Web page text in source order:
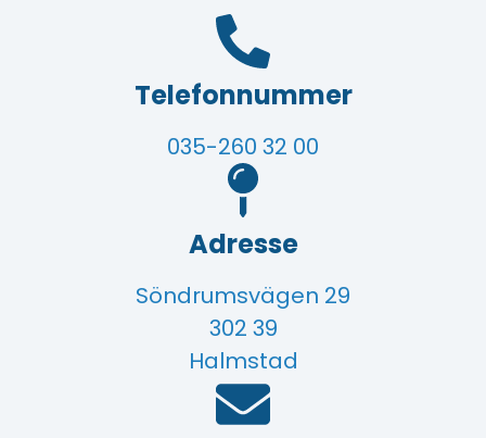
Telefonnummer
035-260 32 00
Adresse
Söndrumsvägen 29
302 39
Halmstad